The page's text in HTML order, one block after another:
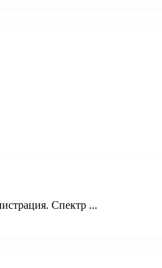
Спектр ...